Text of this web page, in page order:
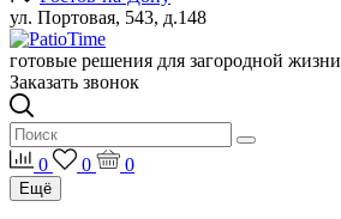
ул. Портовая, 543, д.148
готовые решения для загородной жизни
Заказать звонок
0 0 0
Ещё